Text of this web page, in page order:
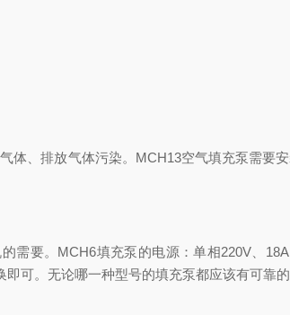
体、排放气体污染。MCH13空气填充泵需要
需要。MCH6填充泵的电源：单相220V、
可。无论哪一种型号的填充泵都应该有可靠的